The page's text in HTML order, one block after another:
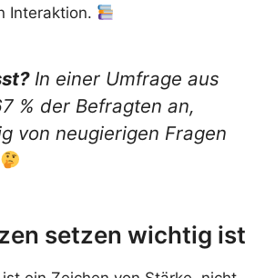
Interaktion.
In einer Umfrage aus
% der Befragten an,
von neugierigen Fragen
setzen wichtig ist